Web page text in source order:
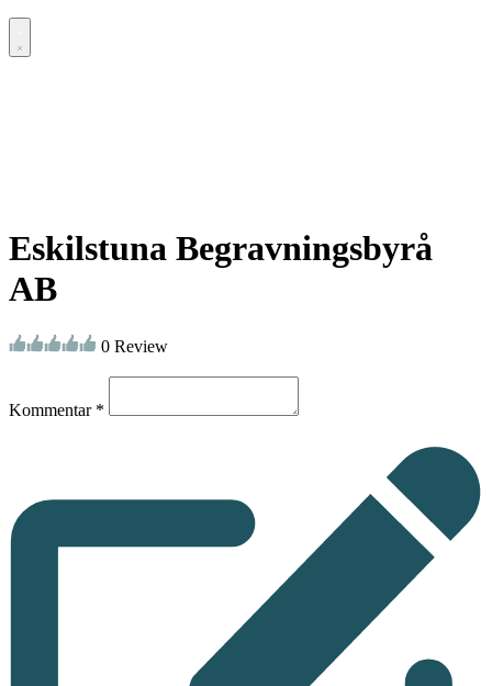
Eskilstuna Begravningsbyrå
AB
0 Review
Kommentar *